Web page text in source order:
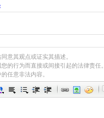
意其观点或证实其描述。
的行为而直接或间接引起的法律责任。
任意非法内容。